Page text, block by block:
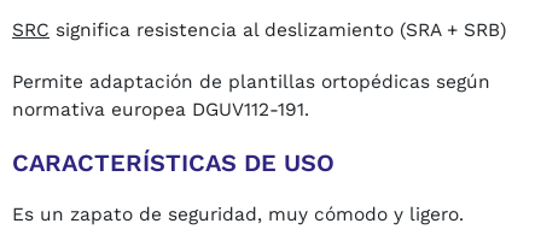
SRC significa resistencia al deslizamiento (SRA + SRB)
Permite adaptación de plantillas ortopédicas según
normativa europea DGUV112-191.
CARACTERÍSTICAS DE USO
Es un zapato de seguridad, muy cómodo y ligero.